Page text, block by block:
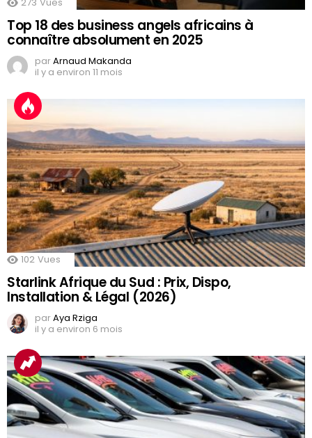
Top 18 des business angels africains à
connaître absolument en 2025
parArnaud Makanda
il y a environ 11 mois
102 Vues
Starlink Afrique du Sud : Prix, Dispo,
Installation & Légal (2026)
parAya Rziga
il y a environ 6 mois